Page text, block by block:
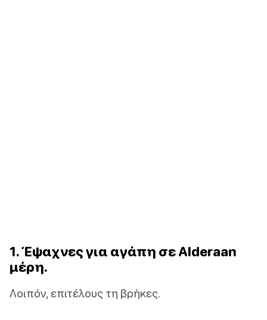
1. Έψαχνες για αγάπη σε Alderaan
μέρη.
Λοιπόν, επιτέλους τη βρήκες.